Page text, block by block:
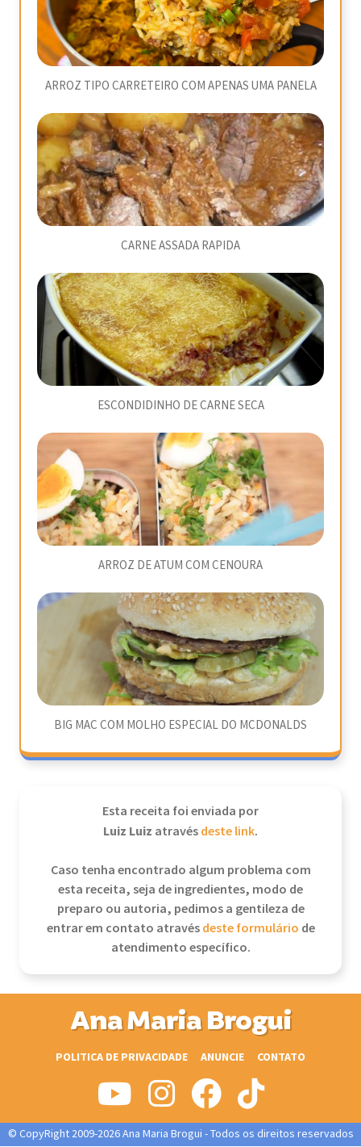
ARROZ TIPO CARRETEIRO COM APENAS UMA PANELA
CARNE ASSADA RAPIDA
ESCONDIDINHO DE CARNE SECA
ARROZ DE ATUM COM CENOURA
BIG MAC COM MOLHO ESPECIAL DO MCDONALDS
Esta receita foi enviada por
Luiz Luiz atravésdeste link.
Caso tenha encontrado algum problema com
esta receita, seja de ingredientes, modo de
preparo ou autoria, pedimos a gentileza de
entrar em contato atravésdeste formulário de
atendimento específico.
Ana Maria Brogui
POLITICA DE PRIVACIDADE ANUNCIE CONTATO
© CopyRight 2009-2026 Ana Maria Brogui - Todos os direitos reservados